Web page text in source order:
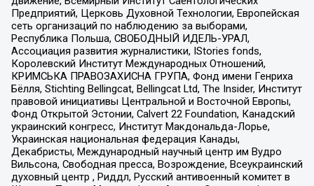
Предприятий, Церковь Духовной Технологии, Европейская
сеть организаций по наблюдению за выборами,
Республика Польша, СВОБОДНЫЙ ИДЕЛЬ-УРАЛ,
Ассоциация развития журналистики, IStories fonds,
Королевский Институт Международных Отношений,
КРИМСЬКА ПРАВОЗАХИСНА ГРУПА, Фонд имени Генриха
Бёлля, Stichting Bellingcat, Bellingcat Ltd, The Insider, Институт
правовой инициативы Центральной и Восточной Европы,
Фонд Открытой Эстонии, Calvert 22 Foundation, Канадский
украинский конгресс, Институт Макдональда-Лорье,
Украинская национальная федерация Канады,
Декабристы, Международный научный центр им Вудро
Вильсона, Свободная пресса, Возрождение, Всеукраинский
духовный центр , Риддл, Русский антивоенный комитет в